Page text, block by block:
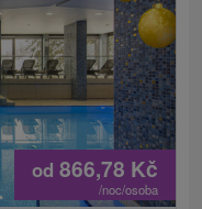
od 866,78 Kč
/noc/osoba